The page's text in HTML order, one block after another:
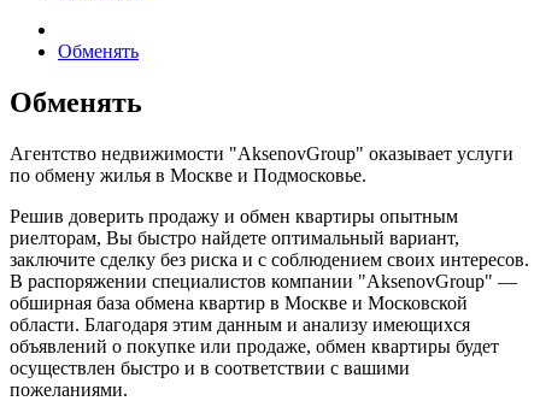
Обменять
Обменять
Агентство недвижимости "AksenovGroup" оказывает услуги
по обмену жилья в Москве и Подмосковье.
Решив доверить продажу и обмен квартиры опытным
риелторам, Вы быстро найдете оптимальный вариант,
заключите сделку без риска и с соблюдением своих интересов.
В распоряжении специалистов компании "AksenovGroup" —
обширная база обмена квартир в Москве и Московской
области. Благодаря этим данным и анализу имеющихся
объявлений о покупке или продаже, обмен квартиры будет
осуществлен быстро и в соответствии с вашими
пожеланиями.